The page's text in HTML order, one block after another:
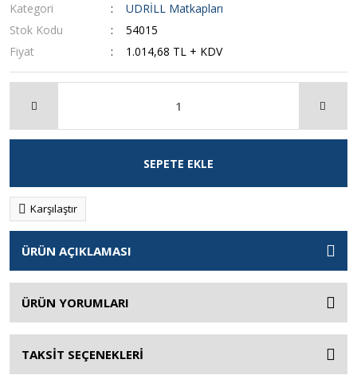
Kategori
UDRİLL Matkapları
Stok Kodu
54015
Fiyat
1.014,68 TL + KDV
SEPETE EKLE
Karşılaştır
ÜRÜN AÇIKLAMASI
ÜRÜN YORUMLARI
TAKSİT SEÇENEKLERİ